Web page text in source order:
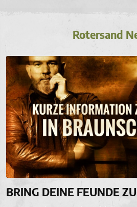
Rotersand
BRING DEINE FEUNDE